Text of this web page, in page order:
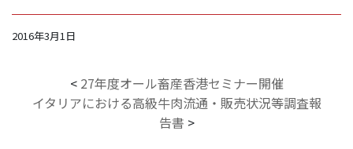
2016年3月1日
< 27年度オール畜産香港セミナー開催
イタリアにおける高級牛肉流通・販売状況等調査報
告書 >